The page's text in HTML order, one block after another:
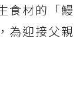
食材的「鰻
為迎接父親